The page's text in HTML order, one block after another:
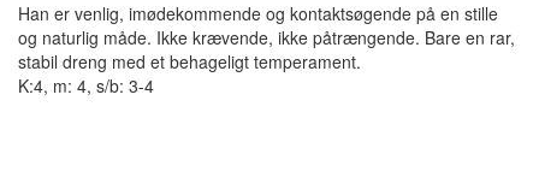
Han er venlig, imødekommende og kontaktsøgende på en stille
og naturlig måde. Ikke krævende, ikke påtrængende. Bare en rar,
stabil dreng med et behageligt temperament.
K:4, m: 4, s/b: 3-4